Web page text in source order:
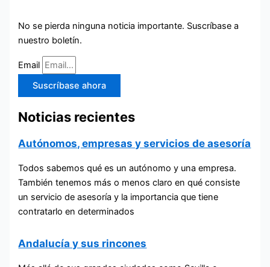
No se pierda ninguna noticia importante. Suscríbase a
nuestro boletín.
Email
Suscríbase ahora
Noticias recientes
Autónomos, empresas y servicios de asesoría
Todos sabemos qué es un autónomo y una empresa.
También tenemos más o menos claro en qué consiste
un servicio de asesoría y la importancia que tiene
contratarlo en determinados
Andalucía y sus rincones